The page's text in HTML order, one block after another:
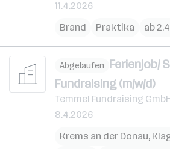
11.4.2026
Brand
Praktika ab
Abgelaufen Ferienjob/
Fundraising (m/w/d)
Temmel Fundraising
8.4.2026
Krems an der Donau,